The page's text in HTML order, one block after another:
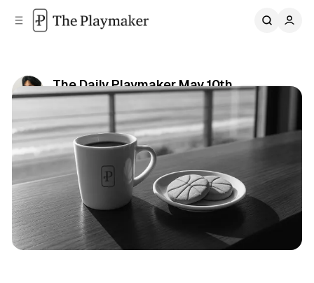
The Daily Playmaker May 10th
byDaichi Mizusawa
Newsletter